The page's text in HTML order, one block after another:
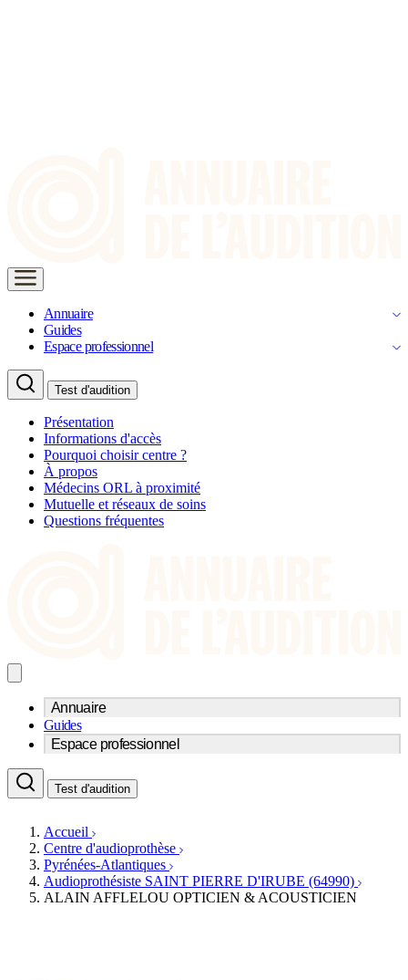
Annuaire
Guides
Espace professionnel
Test d'audition
Présentation
Informations d'accès
Pourquoi choisir centre ?
À propos
Médecins ORL à proximité
Mutuelle et réseaux de soins
Questions fréquentes
Annuaire
Trouvez un professionnel de l'audition
Centre d'audioprothèse
Médecins ORL & Phoniatres
Écoles spécialisées
Fournisseurs
Associations
Guides
Espace professionnel
Acteurs et services
Fournisseurs
Services ORL
Orthophonistes
Formations et écoles
Organismes / Syndicats
Produits
Test d'audition
Accueil
Centre d'audioprothèse
Pyrénées-Atlantiques
Audioprothésiste SAINT PIERRE D'IRUBE (64990)
ALAIN AFFLELOU OPTICIEN & ACOUSTICIEN